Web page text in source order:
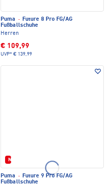
Puma · Future 8 Pro FG/AG
Fußballschuhe
Herren
€ 109,99
UVP* € 139,99
Neu
Puma · Future 9 Pro FG/AG
Fußballschuhe